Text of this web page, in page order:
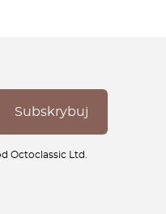
Octoclassic Ltd.